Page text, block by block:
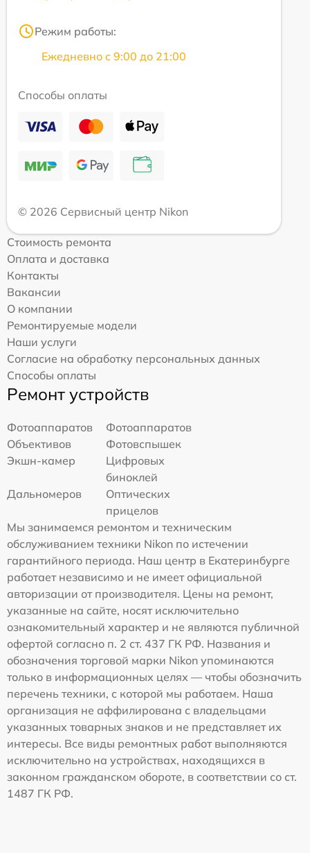
Режим работы:
Ежедневно с 9:00 до 21:00
Способы оплаты
© 2026 Сервисный центр Nikon
Стоимость ремонта
Оплата и доставка
Контакты
Вакансии
О компании
Ремонтируемые модели
Наши услуги
Согласие на обработку персональных данных
Способы оплаты
Ремонт устройств
Фотоаппаратов
Фотоаппаратов
Объективов
Фотовспышек
Экшн-камер
Цифровых
биноклей
Дальномеров
Оптических
прицелов
Мы занимаемся ремонтом и техническим
обслуживанием техники Nikon по истечении
гарантийного периода. Наш центр в Екатеринбурге
работает независимо и не имеет официальной
авторизации от производителя. Цены на ремонт,
указанные на сайте, носят исключительно
ознакомительный характер и не являются публичной
офертой согласно п. 2 ст. 437 ГК РФ. Названия и
обозначения торговой марки Nikon упоминаются
только в информационных целях — чтобы обозначить
перечень техники, с которой мы работаем. Наша
организация не аффилирована с владельцами
указанных товарных знаков и не представляет их
интересы. Все виды ремонтных работ выполняются
исключительно на устройствах, находящихся в
законном гражданском обороте, в соответствии со ст.
1487 ГК РФ.